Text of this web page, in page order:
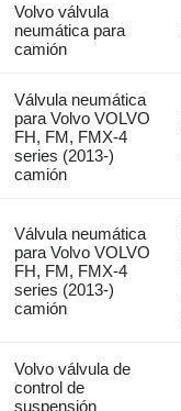
Volvo válvula
neumática para
camión
Válvula neumática
para Volvo VOLVO
FH, FM, FMX-4
series (2013-)
camión
Válvula neumática
para Volvo VOLVO
FH, FM, FMX-4
series (2013-)
camión
Volvo válvula de
control de
suspensión